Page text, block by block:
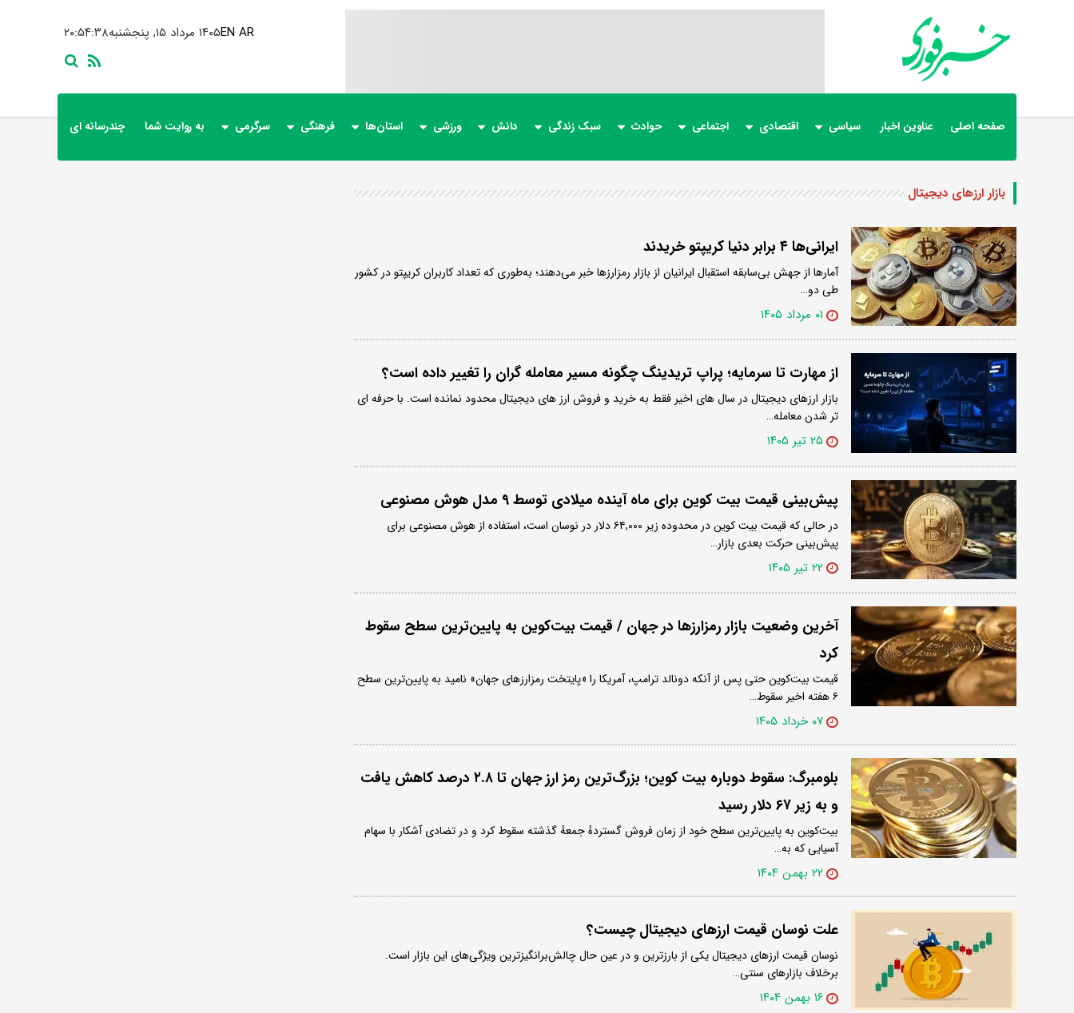
۲۰:۵۴:۳۹ ۱۴۰۵ مرداد ۱۵, پنجشنبهEN AR
صفحه اصلی عناوین اخبار سیاسی اقتصادی اجتماعی حوادث سبک زندگی دانش ورزشی استان‌ها فرهنگی سرگرمی به روایت شما چندرسانه ای
بازار ارزهای دیجیتال
ایرانی‌ها ۴ برابر دنیا کریپتو خریدند
آمارها از جهش بی‌سابقه استقبال ایرانیان از بازار رمزارزها خبر می‌دهند؛ به‌طوری که تعداد کاربران کریپتو در کشور
طی دو…
۰۱ مرداد ۱۴۰۵
از مهارت تا سرمایه؛ پراپ تریدینگ چگونه مسیر معامله گران را تغییر داده است؟
بازار ارزهای دیجیتال در سال های اخیر فقط به خرید و فروش ارز های دیجیتال محدود نمانده است. با حرفه ای
تر شدن معامله…
۲۵ تیر ۱۴۰۵
پیش‌بینی قیمت بیت کوین برای ماه آینده میلادی توسط ۹ مدل هوش مصنوعی
در حالی که قیمت بیت کوین در محدوده زیر ۶۴,۰۰۰ دلار در نوسان است، استفاده از هوش مصنوعی برای
پیش‌بینی حرکت بعدی بازار…
۲۲ تیر ۱۴۰۵
آخرین وضعیت بازار رمزارزها در جهان / قیمت بیت‌کوین به پایین‌ترین سطح سقوط
کرد
قیمت بیت‌کوین حتی پس از آنکه دونالد ترامپ، آمریکا را «پایتخت رمزارزهای جهان» نامید به پایین‌ترین سطح
۶ هفته اخیر سقوط…
۰۷ خرداد ۱۴۰۵
بلومبرگ: سقوط دوباره بیت کوین؛ بزرگ‌ترین رمز ارز جهان تا ۲.۸ درصد کاهش یافت
و به زیر ۶۷ دلار رسید
بیت‌کوین به پایین‌ترین سطح خود از زمان فروش گستردهٔ جمعهٔ گذشته سقوط کرد و در تضادی آشکار با سهام
آسیایی که به…
۲۲ بهمن ۱۴۰۴
علت نوسان قیمت ارزهای دیجیتال چیست؟
نوسان قیمت ارزهای دیجیتال یکی از بارزترین و در عین حال چالش‌برانگیزترین ویژگی‌های این بازار است.
برخلاف بازارهای سنتی…
۱۶ بهمن ۱۴۰۴